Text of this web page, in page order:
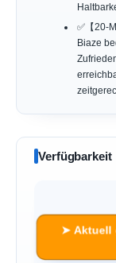
✅【20-
Biaze
Verfügbarkeit
➤ Aktuell